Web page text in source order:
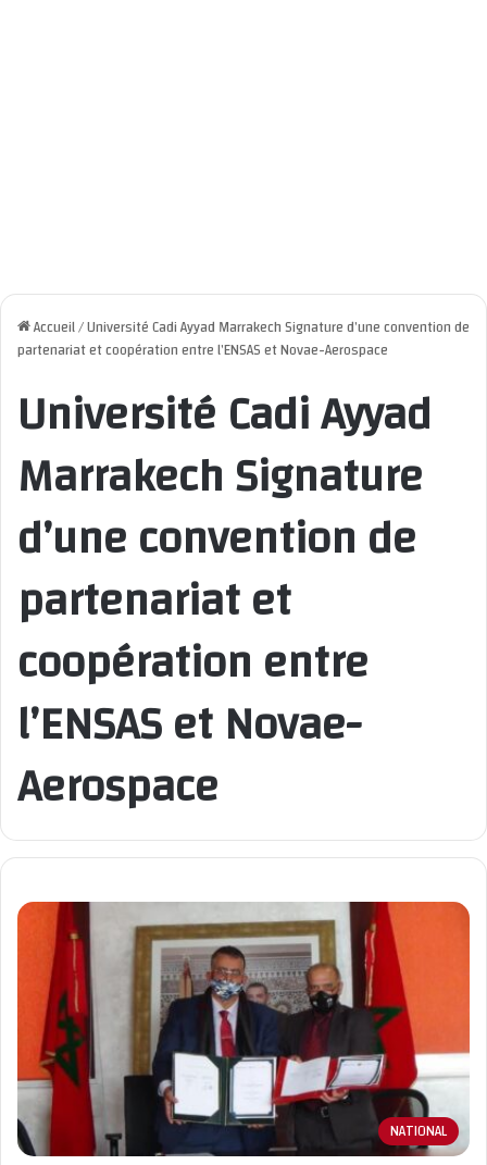
Accueil/Université Cadi Ayyad Marrakech Signature d’une convention de
partenariat et coopération entre l’ENSAS et Novae-Aerospace
Université Cadi Ayyad
Marrakech Signature
d’une convention de
partenariat et
coopération entre
l’ENSAS et Novae-
Aerospace
NATIONAL